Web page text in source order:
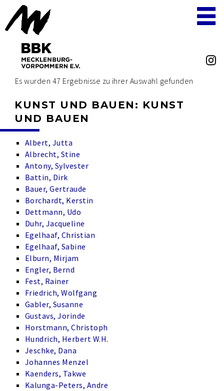
Es wurden 47 Ergebnisse zu ihrer Auswahl gefunden
KUNST UND BAUEN: KUNST
UND BAUEN
Albert, Jutta
Albrecht, Stine
Antony, Sylvester
Battin, Dirk
Bauer, Gertraude
Borchardt, Kerstin
Dettmann, Udo
Duhr, Jacqueline
Egelhaaf, Christian
Egelhaaf, Sabine
Elburn, Mirjam
Engler, Bernd
Fest, Rainer
Friedrich, Wolfgang
Gabler, Susanne
Gustavs, Jorinde
Horstmann, Christoph
Hundrich, Herbert W.H.
Jeschke, Dana
Johannes Menzel
Kaenders, Takwe
Kalunga-Peters, Andre